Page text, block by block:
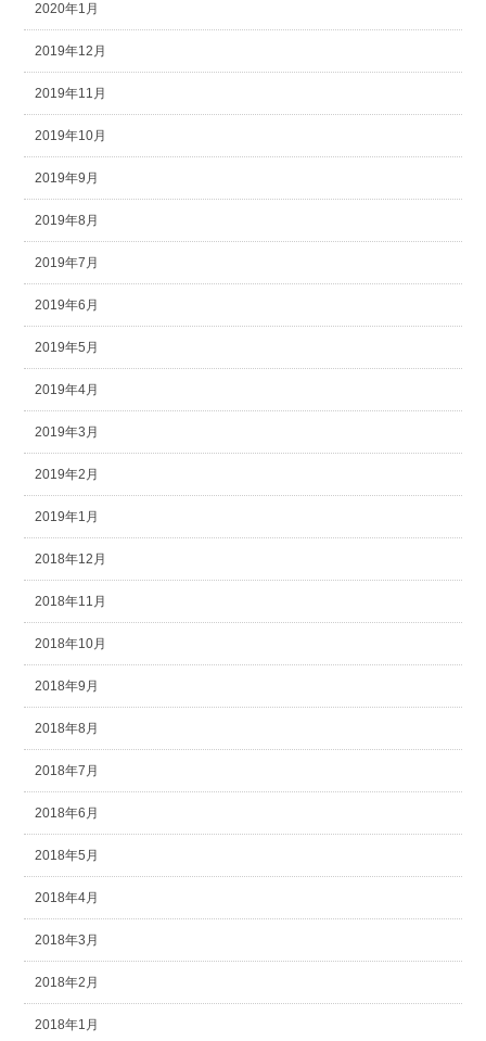
2020年1月
2019年12月
2019年11月
2019年10月
2019年9月
2019年8月
2019年7月
2019年6月
2019年5月
2019年4月
2019年3月
2019年2月
2019年1月
2018年12月
2018年11月
2018年10月
2018年9月
2018年8月
2018年7月
2018年6月
2018年5月
2018年4月
2018年3月
2018年2月
2018年1月